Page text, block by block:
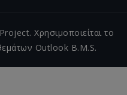
Χρησιμοποιείται το
Outlook B.M.S.